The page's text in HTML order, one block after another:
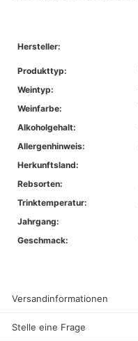
Hersteller:
Produkttyp:
Weintyp:
Weinfarbe:
Alkoholgehalt:
Allergenhinweis:
Herkunftsland:
Rebsorten:
Trinktemperatur:
Jahrgang:
Geschmack:
Versandinformationen
Stelle eine Frage